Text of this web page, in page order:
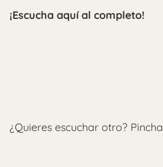
¡Escucha aquí al completo!
¿Quieres escuchar otro? Pincha